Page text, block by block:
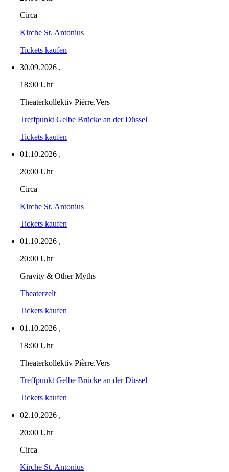
Circa
Kirche St. Antonius
Tickets kaufen
30.09.2026 ,
18:00 Uhr
Theaterkollektiv Pièrre.Vers
Treffpunkt Gelbe Brücke an der Düssel
Tickets kaufen
01.10.2026 ,
20:00 Uhr
Circa
Kirche St. Antonius
Tickets kaufen
01.10.2026 ,
20:00 Uhr
Gravity & Other Myths
Theaterzelt
Tickets kaufen
01.10.2026 ,
18:00 Uhr
Theaterkollektiv Pièrre.Vers
Treffpunkt Gelbe Brücke an der Düssel
Tickets kaufen
02.10.2026 ,
20:00 Uhr
Circa
Kirche St. Antonius